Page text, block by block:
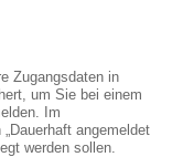
Zugangsdaten in
um Sie bei einem
Im
angemeldet
werden sollen.